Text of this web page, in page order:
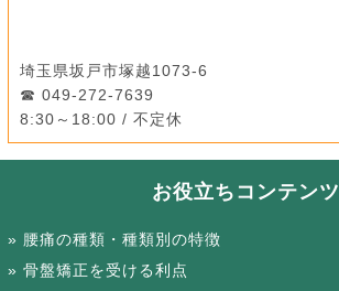
埼玉県坂戸市塚越1073-6
049-272-7639
8:30～18:00 / 不定休
お役立ちコンテンツ
腰痛の種類・種類別の特徴
骨盤矯正を受ける利点